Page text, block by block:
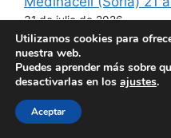
31 de julio de 2026
21 al 23 de Agosto
Programación del
Artesanía de Autor de
Utilizamos cookies para
nuestra web.
Puedes aprender más sobre
desactivarlas en los ajustes.
Aceptar